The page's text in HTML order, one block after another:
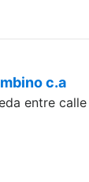
c.a
entre